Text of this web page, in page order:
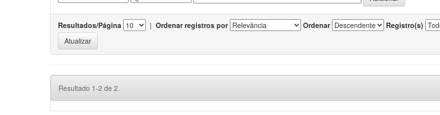
Resultados/Página | Ordenar registros por Ordenar Registro(s)
Resultado 1-2 de 2.